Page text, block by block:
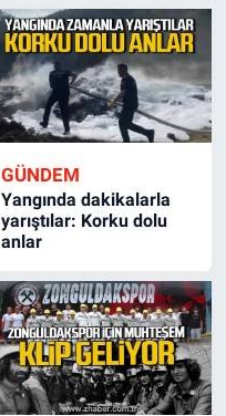
GÜNDEM
Yangında dakikalarla
yarıştılar: Korku dolu
anlar